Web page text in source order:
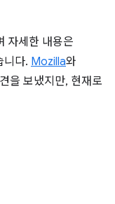
자세한 내용은
니다. Mozilla와
을 보냈지만, 현재로